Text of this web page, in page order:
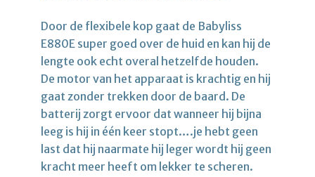
Door de flexibele kop gaat de Babyliss
E880E super goed over de huid en kan hij de
lengte ook echt overal hetzelfde houden.
De motor van het apparaat is krachtig en hij
gaat zonder trekken door de baard. De
batterij zorgt ervoor dat wanneer hij bijna
leeg is hij in één keer stopt….je hebt geen
last dat hij naarmate hij leger wordt hij geen
kracht meer heeft om lekker te scheren.